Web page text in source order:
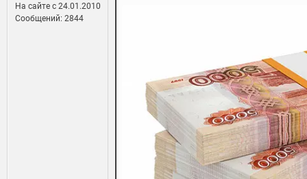
На сайте c 24.01.2010
Сообщений: 2844